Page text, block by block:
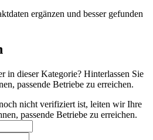
ergänzen und besser gefunden
in dieser Kategorie? Hinterlassen Sie
passende Betriebe zu erreichen.
nicht verifiziert ist, leiten wir Ihre
passende Betriebe zu erreichen.